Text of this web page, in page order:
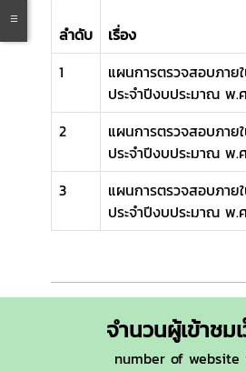
ลำดับ เรื่อง
1
แผนการตรวจสอบภาย
ประจำปีงบประมาณ พ.
2
แผนการตรวจสอบภาย
ประจำปีงบประมาณ พ.
3
แผนการตรวจสอบภาย
ประจำปีงบประมาณ พ.
จำนวนผู้เข้าชม
number of website